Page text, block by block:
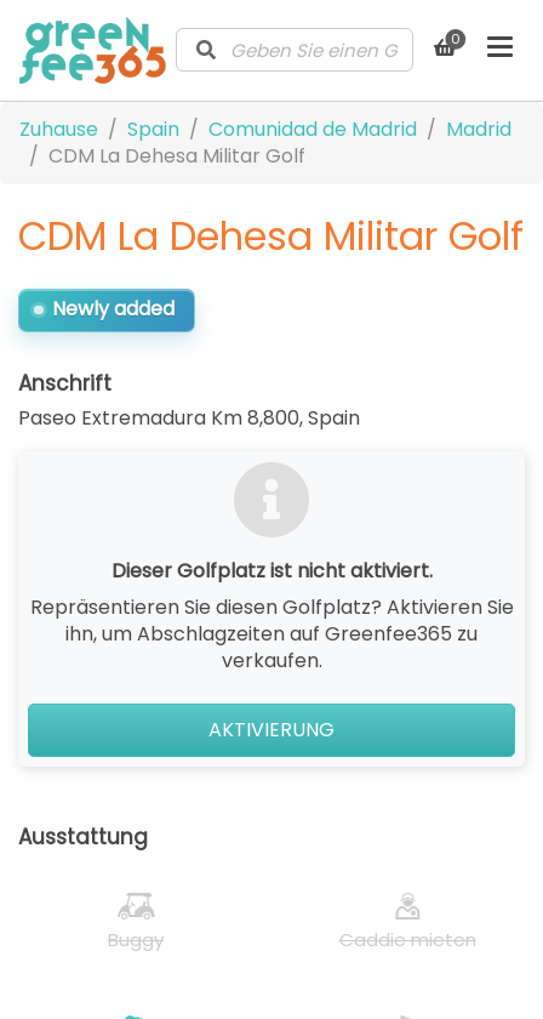
0
Zuhause Spain Comunidad de Madrid
Madrid
CDM La Dehesa Militar Golf
CDM La Dehesa Militar Golf
Newly added
Anschrift
Paseo Extremadura Km 8,800,Spain
Dieser Golfplatz ist nicht aktiviert.
Repräsentieren Sie diesen Golfplatz? Aktivieren Sie
ihn, um Abschlagzeiten auf Greenfee365 zu
verkaufen.
AKTIVIERUNG
Ausstattung
Buggy Caddie mieten